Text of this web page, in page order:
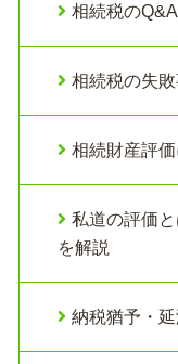
相続税のQ&A
相続税の失敗
相続財産評
私道の評価
を解説
納税猶予・